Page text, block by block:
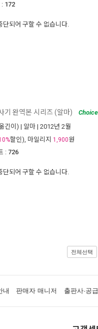
: 172
되어 구할 수 없습니다.
기 완역본 시리즈 (알마)
Choice
긴이) | 알마 | 2012년 2월
할인), 마일리지 1,900원
: 726
되어 구할 수 없습니다.
전체선택
내 판매자 매니저 출판사·공